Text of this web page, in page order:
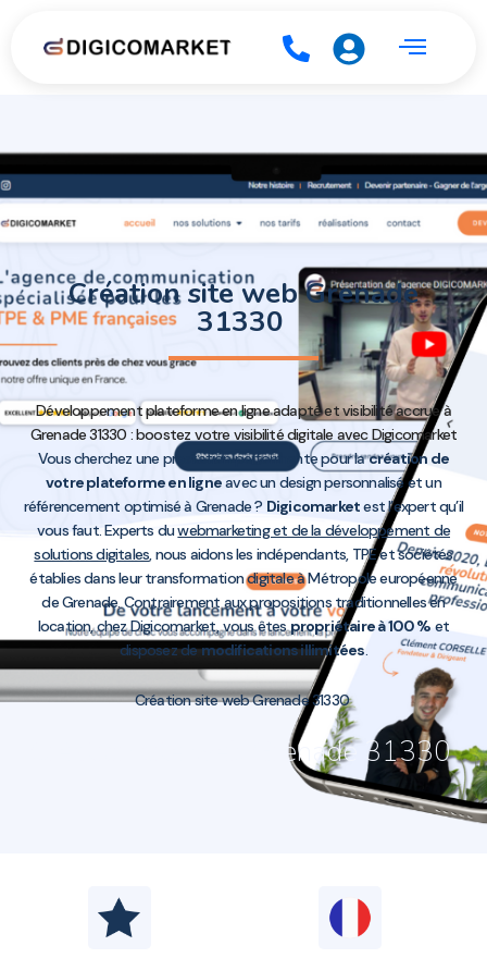
Création site web Grenade
31330
Développement plateforme en ligne adapté et visibilité accrue à
Grenade 31330 : boostez votre visibilité digitale avec Digicomarket
Vous cherchez une prestation performante pour lacréation de
votre plateforme en ligneavec un design personnalisé et un
référencement optimisé à Grenade ? Digicomarketest l’expert qu’il
vous faut. Experts duwebmarketing et de la développement de
solutions digitales , nous aidons les indépendants, TPE et sociétés
établies dans leur transformation digitale à Métropole européenne
de Grenade. Contrairement aux propositions traditionnelles en
location, chez Digicomarket, vous êtespropriétaire à 100 % et
disposez demodifications illimitées.
Création site web Grenade 31330
Création site web Grenade 31330